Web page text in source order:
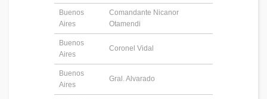
Buenos
Aires
Comandante Nicanor
Otamendi
Buenos
Aires
Coronel Vidal
Buenos
Aires
Gral. Alvarado